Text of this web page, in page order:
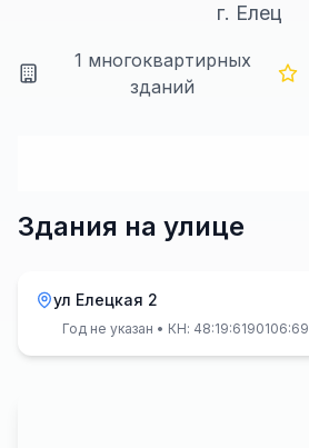
г. Елец
1 многоквартирных
зданий
Здания на улице
ул Елецкая 2
Год не указан • КН: 48:19:6190106:69